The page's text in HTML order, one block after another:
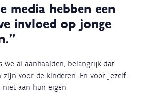
media hebben een
invloed op jonge
we al aanhaalden, belangrijk dat
zijn voor de kinderen. En voor jezelf.
niet aan hun eigen